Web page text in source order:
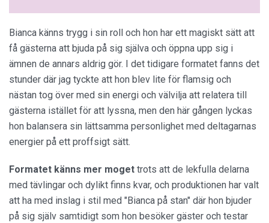
Bianca känns trygg i sin roll och hon har ett magiskt sätt att
få gästerna att bjuda på sig själva och öppna upp sig i
ämnen de annars aldrig gör. I det tidigare formatet fanns det
stunder där jag tyckte att hon blev lite för flamsig och
nästan tog över med sin energi och välvilja att relatera till
gästerna istället för att lyssna, men den här gången lyckas
hon balansera sin lättsamma personlighet med deltagarnas
energier på ett proffsigt sätt.
Formatet känns mer moget trots att de lekfulla delarna
med tävlingar och dylikt finns kvar, och produktionen har valt
att ha med inslag i stil med "Bianca på stan" där hon bjuder
på sig själv samtidigt som hon besöker gäster och testar